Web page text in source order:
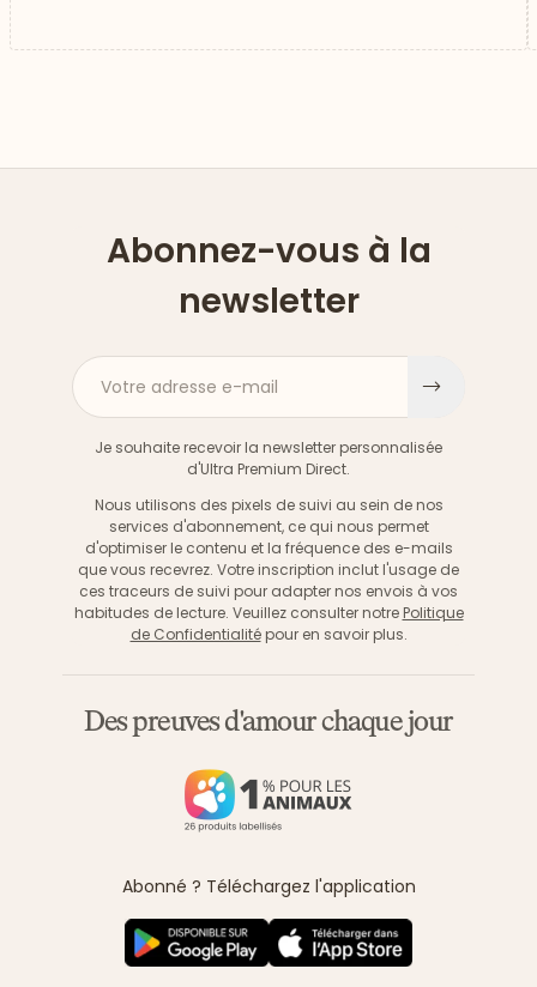
Abonnez-vous à la
newsletter
Votre adresse e-mail
Je souhaite recevoir la newsletter personnalisée
d'Ultra Premium Direct.
Nous utilisons des pixels de suivi au sein de nos
services d'abonnement, ce qui nous permet
d'optimiser le contenu et la fréquence des e-mails
que vous recevrez. Votre inscription inclut l'usage de
ces traceurs de suivi pour adapter nos envois à vos
habitudes de lecture. Veuillez consulter notre Politique
de Confidentialitépour en savoir plus.
Des preuves d'amour chaque jour
Abonné ? Téléchargez l'application